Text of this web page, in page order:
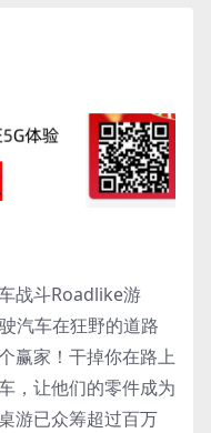
战斗Roadlike游
汽车在狂野的道路
赢家！干掉你在路上
，让他们的零件成为
游已众筹超过百万